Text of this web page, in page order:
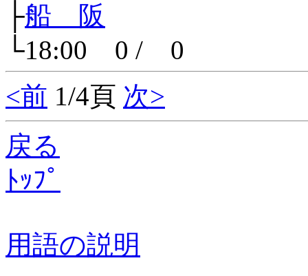
├船 阪
└18:00 0 / 0
<前 1/4頁 次>
戻る
ﾄｯﾌﾟ
用語の説明